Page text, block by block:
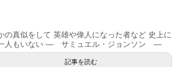
の真似をして 英雄や偉人になった者など 史上に
人もいない — サミュエル・ジョンソン —
記事を読む